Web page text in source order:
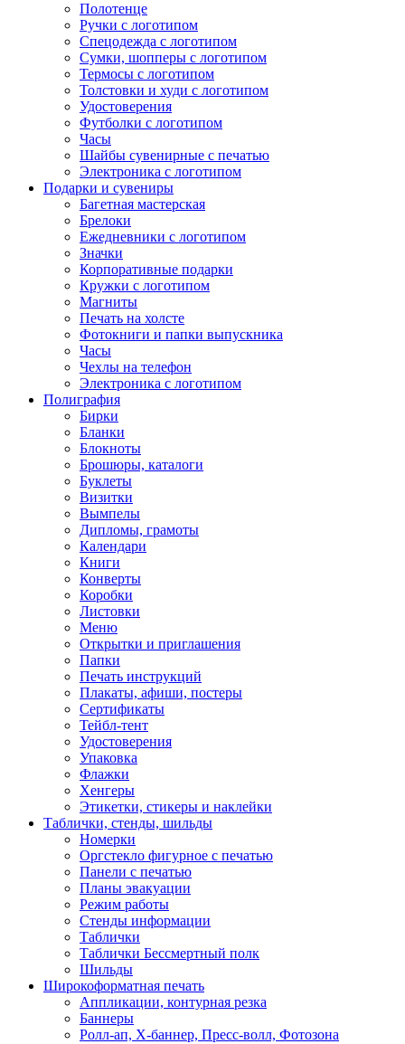
Полотенце
Ручки с логотипом
Спецодежда с логотипом
Сумки, шопперы с логотипом
Термосы с логотипом
Толстовки и худи с логотипом
Удостоверения
Футболки с логотипом
Часы
Шайбы сувенирные с печатью
Электроника с логотипом
Подарки и сувениры
Багетная мастерская
Брелоки
Ежедневники с логотипом
Значки
Корпоративные подарки
Кружки с логотипом
Магниты
Печать на холсте
Фотокниги и папки выпускника
Часы
Чехлы на телефон
Электроника с логотипом
Полиграфия
Бирки
Бланки
Блокноты
Брошюры, каталоги
Буклеты
Визитки
Вымпелы
Дипломы, грамоты
Календари
Книги
Конверты
Коробки
Листовки
Меню
Открытки и приглашения
Папки
Печать инструкций
Плакаты, афиши, постеры
Сертификаты
Тейбл-тент
Удостоверения
Упаковка
Флажки
Хенгеры
Этикетки, стикеры и наклейки
Таблички, стенды, шильды
Номерки
Оргстекло фигурное с печатью
Панели с печатью
Планы эвакуации
Режим работы
Стенды информации
Таблички
Таблички Бессмертный полк
Шильды
Широкоформатная печать
Аппликации, контурная резка
Баннеры
Ролл-ап, X-баннер, Пресс-волл, Фотозона